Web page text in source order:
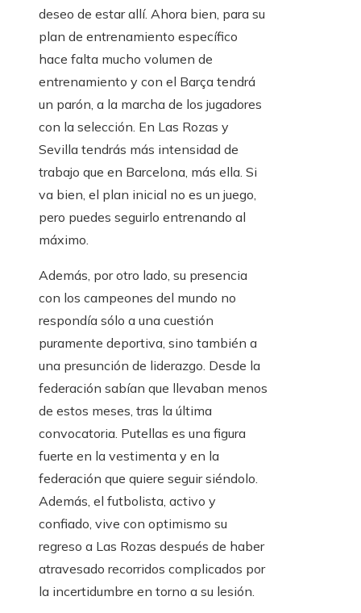
deseo de estar allí. Ahora bien, para su
plan de entrenamiento específico
hace falta mucho volumen de
entrenamiento y con el Barça tendrá
un parón, a la marcha de los jugadores
con la selección. En Las Rozas y
Sevilla tendrás más intensidad de
trabajo que en Barcelona, ​​más ella. Si
va bien, el plan inicial no es un juego,
pero puedes seguirlo entrenando al
máximo.
Además, por otro lado, su presencia
con los campeones del mundo no
respondía sólo a una cuestión
puramente deportiva, sino también a
una presunción de liderazgo. Desde la
federación sabían que llevaban menos
de estos meses, tras la última
convocatoria. Putellas es una figura
fuerte en la vestimenta y en la
federación que quiere seguir siéndolo.
Además, el futbolista, activo y
confiado, vive con optimismo su
regreso a Las Rozas después de haber
atravesado recorridos complicados por
la incertidumbre en torno a su lesión.